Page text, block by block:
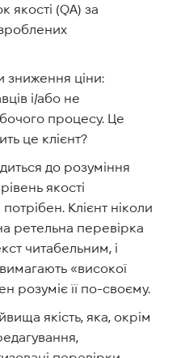
якості (QA) за
зниження ціни:
і/або не
процесу. Це
це клієнт?
до розуміння
якості
Клієнт ніколи
ретельна перевірка
читабельним, і
«високої
розуміє її по-своєму.
якість, яка, окрім